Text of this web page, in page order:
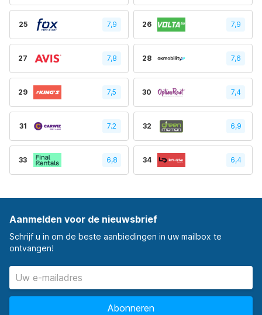
25 7,9 26 7,9
27 7,8 28 7,6
29 7,5 30 7,4
31 7.2 32 6,9
33 6,8 34 6,4
Aanmelden voor de nieuwsbrief
Schrijf u in om de beste aanbiedingen in uw mailbox te
ontvangen!
Abonneren